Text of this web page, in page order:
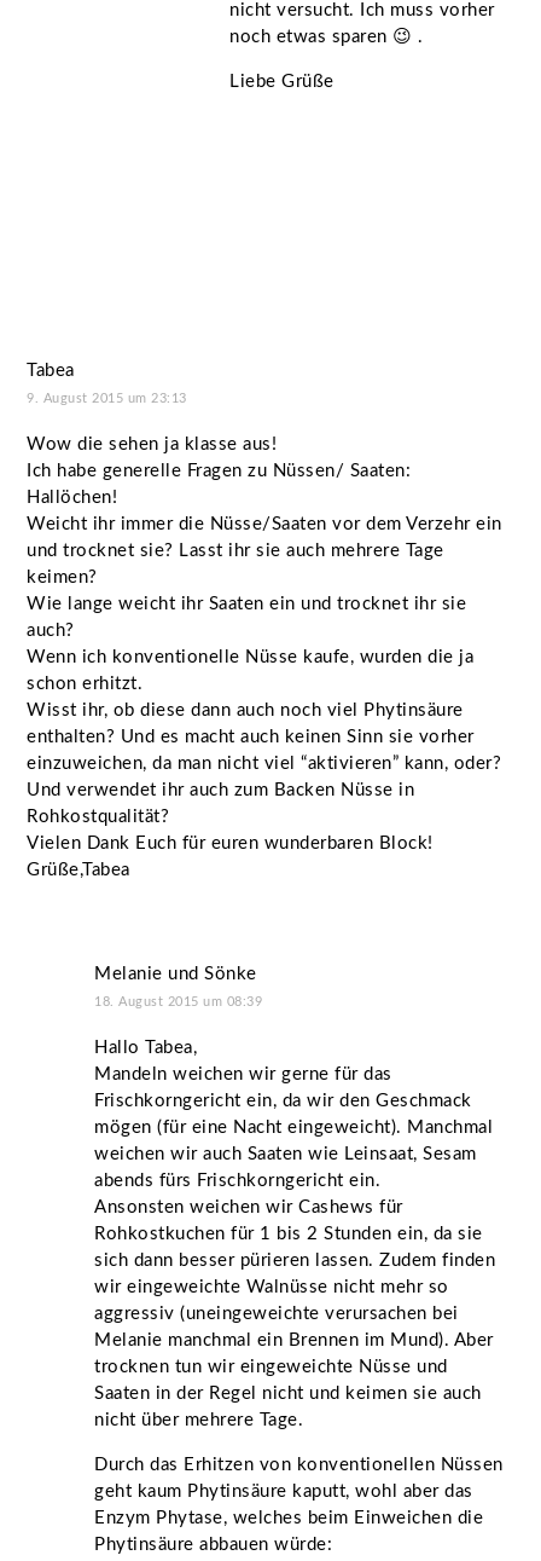
nicht versucht. Ich muss vorher
noch etwas sparen 😉 .
Liebe Grüße
Tabea
9. August 2015 um 23:13
Wow die sehen ja klasse aus!
Ich habe generelle Fragen zu Nüssen/ Saaten:
Hallöchen!
Weicht ihr immer die Nüsse/Saaten vor dem Verzehr ein
und trocknet sie? Lasst ihr sie auch mehrere Tage
keimen?
Wie lange weicht ihr Saaten ein und trocknet ihr sie
auch?
Wenn ich konventionelle Nüsse kaufe, wurden die ja
schon erhitzt.
Wisst ihr, ob diese dann auch noch viel Phytinsäure
enthalten? Und es macht auch keinen Sinn sie vorher
einzuweichen, da man nicht viel “aktivieren” kann, oder?
Und verwendet ihr auch zum Backen Nüsse in
Rohkostqualität?
Vielen Dank Euch für euren wunderbaren Block!
Grüße,Tabea
Melanie und Sönke
18. August 2015 um 08:39
Hallo Tabea,
Mandeln weichen wir gerne für das
Frischkorngericht ein, da wir den Geschmack
mögen (für eine Nacht eingeweicht). Manchmal
weichen wir auch Saaten wie Leinsaat, Sesam
abends fürs Frischkorngericht ein.
Ansonsten weichen wir Cashews für
Rohkostkuchen für 1 bis 2 Stunden ein, da sie
sich dann besser pürieren lassen. Zudem finden
wir eingeweichte Walnüsse nicht mehr so
aggressiv (uneingeweichte verursachen bei
Melanie manchmal ein Brennen im Mund). Aber
trocknen tun wir eingeweichte Nüsse und
Saaten in der Regel nicht und keimen sie auch
nicht über mehrere Tage.
Durch das Erhitzen von konventionellen Nüssen
geht kaum Phytinsäure kaputt, wohl aber das
Enzym Phytase, welches beim Einweichen die
Phytinsäure abbauen würde: